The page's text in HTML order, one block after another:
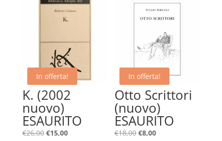
In offerta!
K. (2002
nuovo)
ESAURITO
€26,00 Il
€15,00Il
In offerta!
Otto Scrittori
(nuovo)
ESAURITO
€18,00 Il
€8,00Il